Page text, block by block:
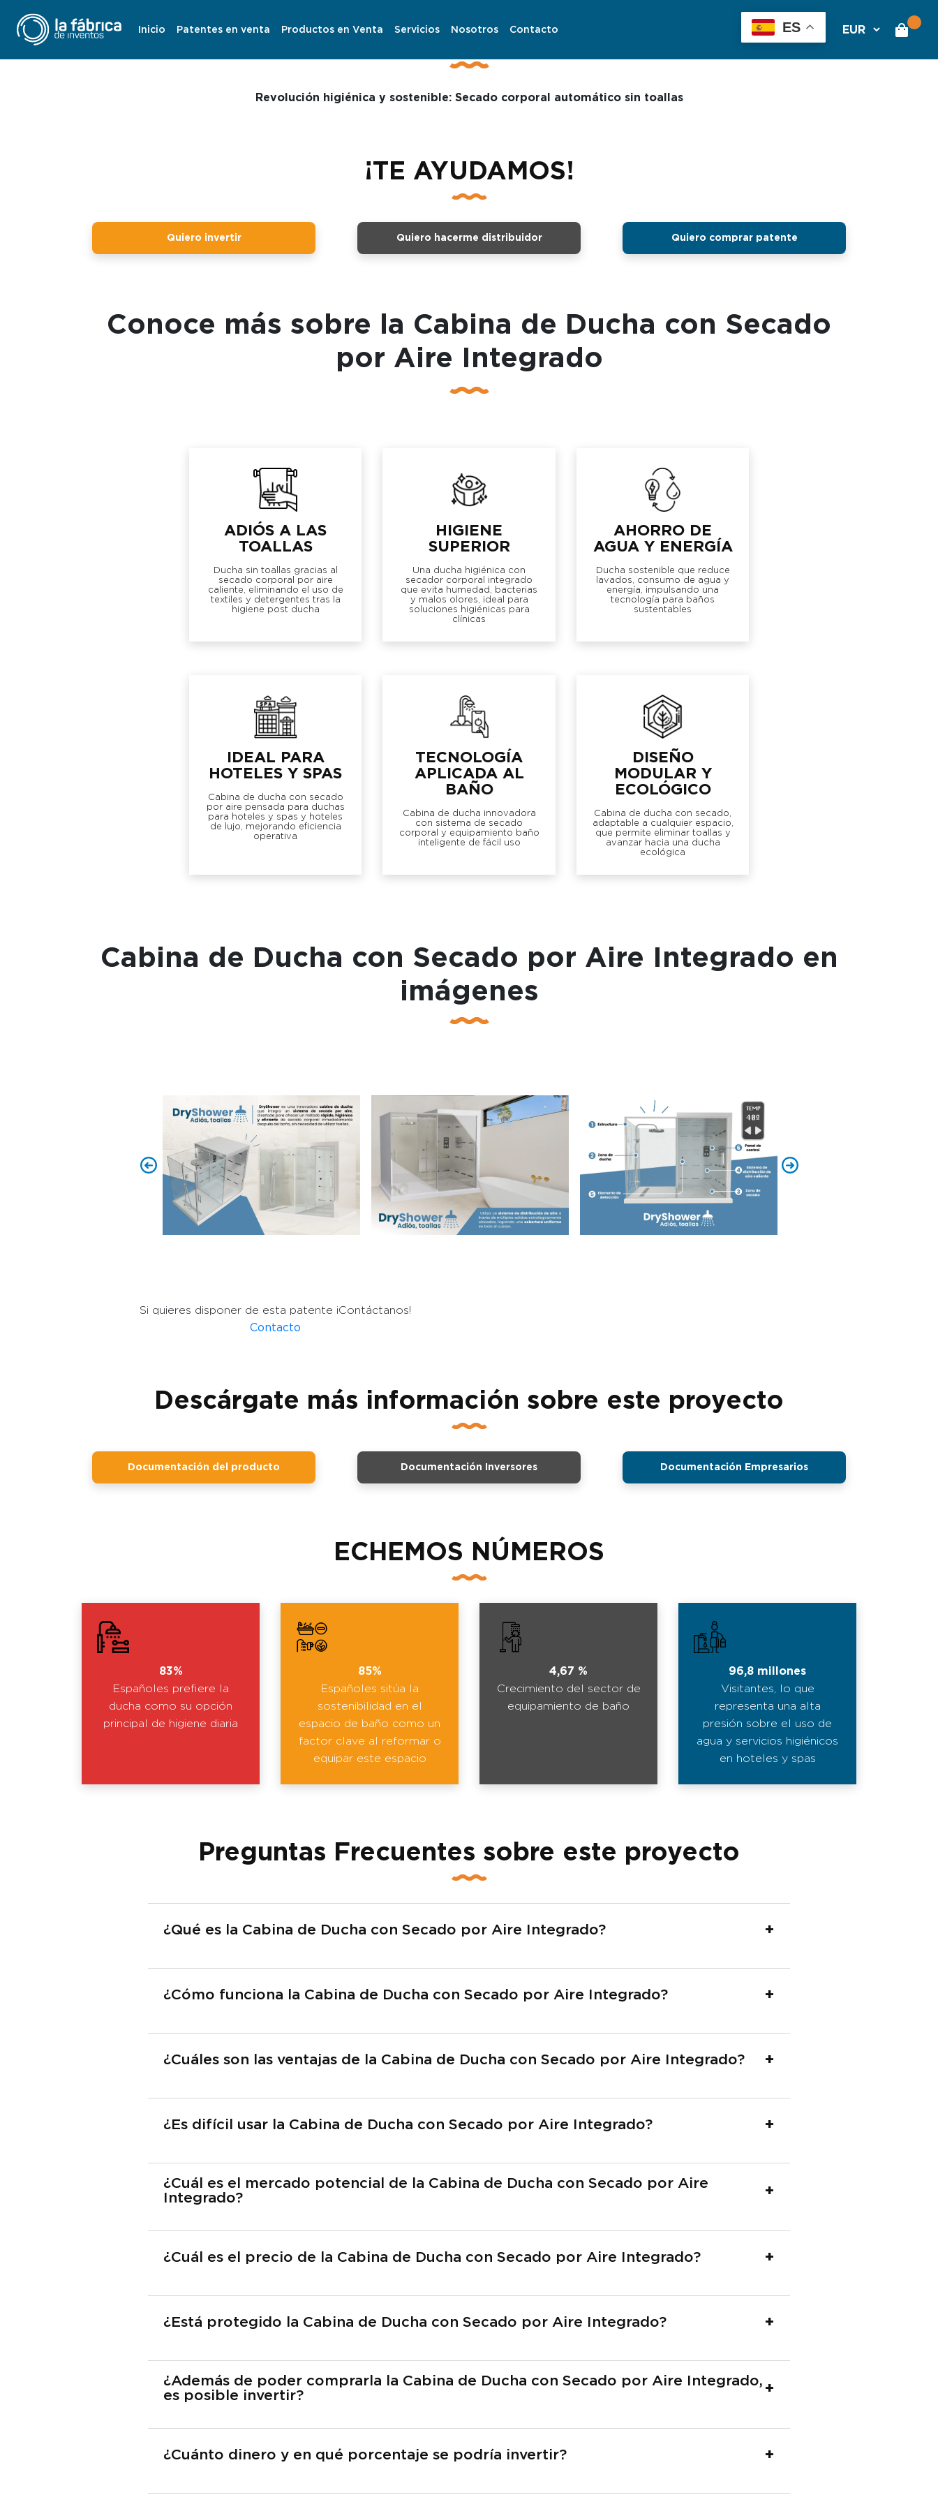
Inicio Patentes en venta Productos en Venta Servicios Nosotros Contacto ES
Cabina de Ducha con Secado por Aire Integrado
Revolución higiénica y sostenible: Secado corporal automático sin toallas
¡TE AYUDAMOS!
Quiero invertir Quiero hacerme distribuidor Quiero comprar patente
Conoce más sobre la Cabina de Ducha con Secado
por Aire Integrado
ADIÓS A LAS
TOALLAS
Ducha sin toallas gracias al
secado corporal por aire
caliente, eliminando el uso de
textiles y detergentes tras la
higiene post ducha
HIGIENE
SUPERIOR
Una ducha higiénica con
secador corporal integrado
que evita humedad, bacterias
y malos olores, ideal para
soluciones higiénicas para
clínicas
AHORRO DE
AGUA Y ENERGÍA
Ducha sostenible que reduce
lavados, consumo de agua y
energía, impulsando una
tecnología para baños
sustentables
IDEAL PARA
HOTELES Y SPAS
Cabina de ducha con secado
por aire pensada para duchas
para hoteles y spas y hoteles
de lujo, mejorando eficiencia
operativa
TECNOLOGÍA
APLICADA AL
BAÑO
Cabina de ducha innovadora
con sistema de secado
corporal y equipamiento baño
inteligente de fácil uso
DISEÑO
MODULAR Y
ECOLÓGICO
Cabina de ducha con secado,
adaptable a cualquier espacio,
que permite eliminar toallas y
avanzar hacia una ducha
ecológica
Cabina de Ducha con Secado por Aire Integrado en
imágenes
Si quieres disponer de esta patente ¡Contáctanos!
Contacto
Descárgate más información sobre este proyecto
Documentación del producto Documentación Inversores Documentación Empresarios
ECHEMOS NÚMEROS
83%
Españoles prefiere la
ducha como su opción
principal de higiene diaria
85%
Españoles sitúa la
sostenibilidad en el
espacio de baño como un
factor clave al reformar o
equipar este espacio
4,67 %
Crecimiento del sector de
equipamiento de baño
96,8 millones
Visitantes, lo que
representa una alta
presión sobre el uso de
agua y servicios higiénicos
en hoteles y spas
Preguntas Frecuentes sobre este proyecto
¿Qué es la Cabina de Ducha con Secado por Aire Integrado?
¿Cómo funciona la Cabina de Ducha con Secado por Aire Integrado?
¿Cuáles son las ventajas de la Cabina de Ducha con Secado por Aire Integrado?
¿Es difícil usar la Cabina de Ducha con Secado por Aire Integrado?
¿Cuál es el mercado potencial de la Cabina de Ducha con Secado por Aire
Integrado?
¿Cuál es el precio de la Cabina de Ducha con Secado por Aire Integrado?
¿Está protegido la Cabina de Ducha con Secado por Aire Integrado?
¿Además de poder comprarla la Cabina de Ducha con Secado por Aire Integrado,
es posible invertir?
¿Cuánto dinero y en qué porcentaje se podría invertir?